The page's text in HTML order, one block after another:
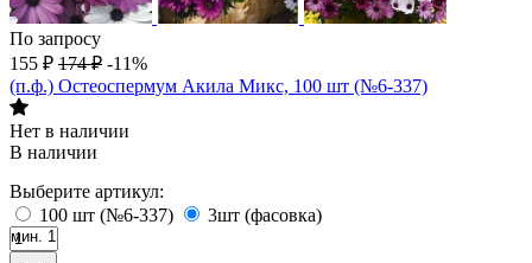
По запросу
155 ₽ 174 ₽ -11%
(п.ф.) Остеоспермум Акила Микс, 100 шт (№6-337)
Нет в наличии
В наличии
Выберите артикул:
100 шт (№6-337)
3шт (фасовка)
мин. 1